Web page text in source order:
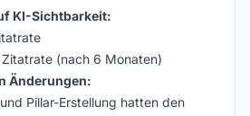
KI-Sichtbarkeit:
(nach 6 Monaten)
Änderungen:
Pillar-Erstellung hatten den